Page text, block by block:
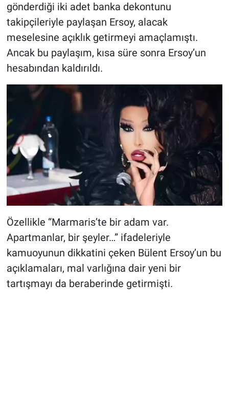
gönderdiği iki adet banka dekontunu
takipçileriyle paylaşan Ersoy, alacak
meselesine açıklık getirmeyi amaçlamıştı.
Ancak bu paylaşım, kısa süre sonra Ersoy’un
hesabından kaldırıldı.
Özellikle “Marmaris’te bir adam var.
Apartmanlar, bir şeyler…” ifadeleriyle
kamuoyunun dikkatini çeken Bülent Ersoy’un bu
açıklamaları, mal varlığına dair yeni bir
tartışmayı da beraberinde getirmişti.